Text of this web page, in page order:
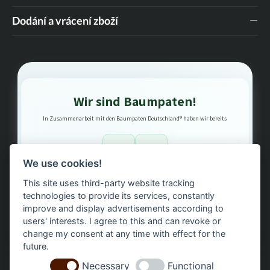
Dodání a vrácení zboží
Wir sind Baumpaten!
In Zusammenarbeit mit den Baumpaten Deutschland® haben wir bereits
Bäume gepflanzt – regional, nachhaltig, transparent.
We use cookies!
This site uses third-party website tracking
technologies to provide its services, constantly
improve and display advertisements according to
users' interests. I agree to this and can revoke or
change my consent at any time with effect for the
future.
Necessary Functional